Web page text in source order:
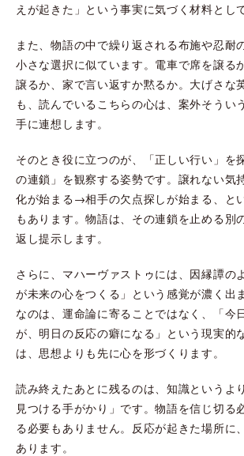
えが起きた」という事実に気づく材料とし
また、物語の中で繰り返される布施や忍耐
小さな選択に似ています。電車で席を譲る
譲るか、家で言い返すか黙るか。大げさな
も、読んでいるこちらの心は、案外そうい
手に連想します。
そのとき役に立つのが、「正しい行い」を
の連鎖」を観察する姿勢です。譲れない気
化が始まる→相手の欠点探しが始まる、と
もあります。物語は、その連鎖を止める別
返し提示します。
さらに、マハーヴァストゥには、因縁譚の
が未来の心をつくる」という感覚が濃く出
なのは、運命論に寄ることではなく、「今
が、明日の反応の癖になる」という現実的
は、思想よりも先に心を形づくります。
読み終えたあとに残るのは、知識というよ
見つける手がかり」です。物語を信じ切る
る必要もありません。反応が起きた場所に
あります。